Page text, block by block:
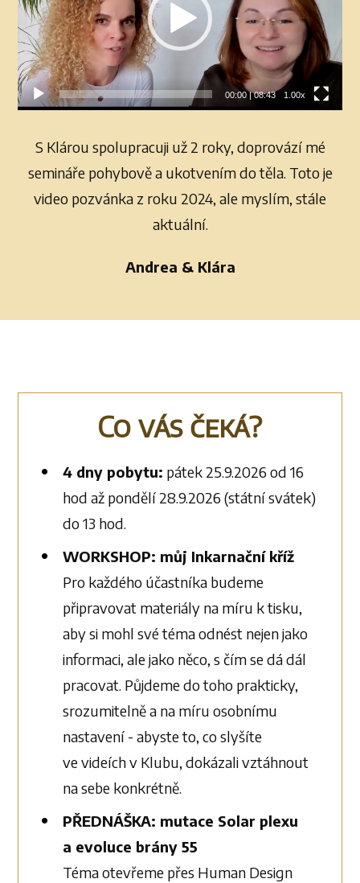
00:00|08:43 1.00x
S Klárou spolupracuji už 2 roky, doprovází mé
semináře pohybově a ukotvením do těla. Toto je
video pozvánka z roku 2024, ale myslím, stále
aktuální.
Andrea & Klára
Co vás čeká?
4 dny pobytu: pátek 25.9.2026 od 16
hod až pondělí 28.9.2026 (státní svátek)
do 13 hod.
WORKSHOP: můj Inkarnační kříž
Pro každého účastníka budeme
připravovat materiály na míru k tisku,
aby si mohl své téma odnést nejen jako
informaci, ale jako něco, s čím se dá dál
pracovat. Půjdeme do toho prakticky,
srozumitelně a na míru osobnímu
nastavení - abyste to, co slyšíte
ve videích v Klubu, dokázali vztáhnout
na sebe konkrétně.
PŘEDNÁŠKA: mutace Solar plexu
a evoluce brány 55
Téma otevřeme přes Human Design